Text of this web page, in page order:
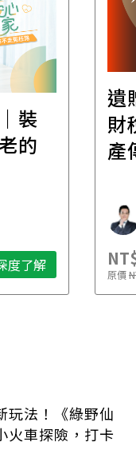
裝
的
度了解
遺
財
產
原價
玩法！《綠野仙
火車探險，打卡